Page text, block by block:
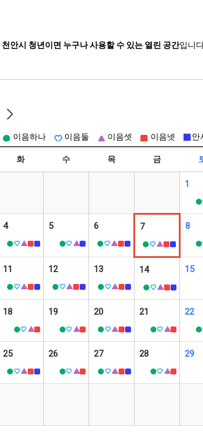
천안시 청년이면 누구나 사용할 수 있는 열린 공간입니
이음하나 이음둘 이음셋 이음넷 안
화 수 목 금
1
4 5 6 7 8
11 12 13 14 15
18 19 20 21 22
25 26 27 28 29